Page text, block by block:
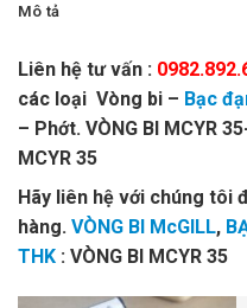
Mô tả
Liên hệ tư vấn :
các loại Vòng bi – Bạc
– Phớt. VÒNG BI MCYR
MCYR 35
Hãy liên hệ với chúng tôi
hàng. VÒNG BI McGILL,
THK : VÒNG BI MCYR 35